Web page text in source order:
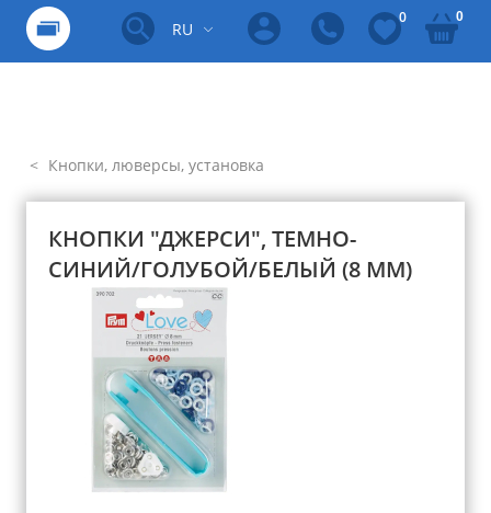
RU
0 0
Кнопки, люверсы, установка
КНОПКИ "ДЖЕРСИ", ТЕМНО-
СИНИЙ/ГОЛУБОЙ/БЕЛЫЙ (8 ММ)